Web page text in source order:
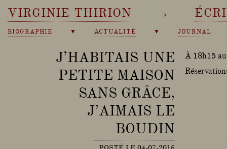
VIRGINIE THIRION →
BIOGRAPHIE ▼ ACTUALITÉ ▼ JOURNAL
J’HABITAIS UNE
PETITE MAISON
SANS GRÂCE,
J’AIMAIS LE
BOUDIN
À 18h15